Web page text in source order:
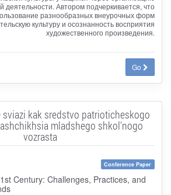
деятельности. Автором подчеркивается, что
разнообразных внеурочных форм
культуру и осознанность восприятия
художественного произведения.
Go
sviazi kak sredstvo patrioticheskogo
mladshego shkol'nogo
vozrasta
Conference Paper
Century: Challenges, Practices, and